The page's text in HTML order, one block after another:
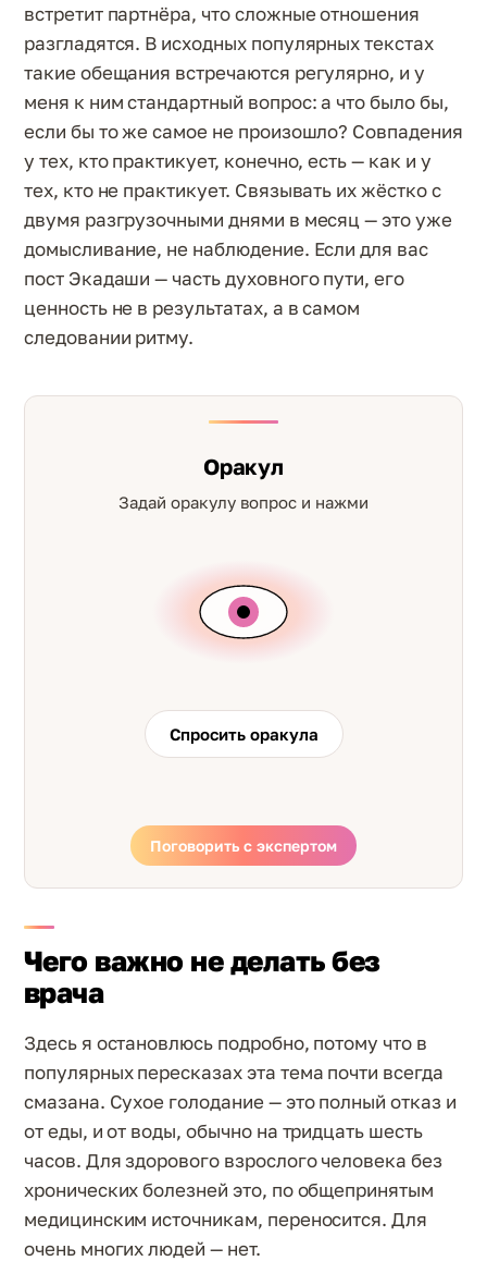
встретит партнёра, что сложные отношения
разгладятся. В исходных популярных текстах
такие обещания встречаются регулярно, и у
меня к ним стандартный вопрос: а что было бы,
если бы то же самое не произошло? Совпадения
у тех, кто практикует, конечно, есть — как и у
тех, кто не практикует. Связывать их жёстко с
двумя разгрузочными днями в месяц — это уже
домысливание, не наблюдение. Если для вас
пост Экадаши — часть духовного пути, его
ценность не в результатах, а в самом
следовании ритму.
Оракул
Задай оракулу вопрос и нажми
Спросить оракула
Поговорить с экспертом
Чего важно не делать без
врача
Здесь я остановлюсь подробно, потому что в
популярных пересказах эта тема почти всегда
смазана. Сухое голодание — это полный отказ и
от еды, и от воды, обычно на тридцать шесть
часов. Для здорового взрослого человека без
хронических болезней это, по общепринятым
медицинским источникам, переносится. Для
очень многих людей — нет.